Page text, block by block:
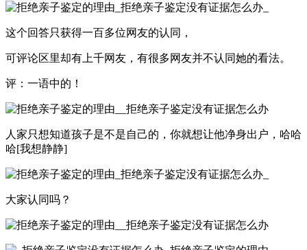
这个回答只获得一百多位网友的认同，
可评论区里却有上千网友，有很多网友并不认同她的看法。
评：一语中的！
人家只想知道孩子是不是自己的，你就想让他净身出户，哈哈
哈[我想静静]
大家认同吗？